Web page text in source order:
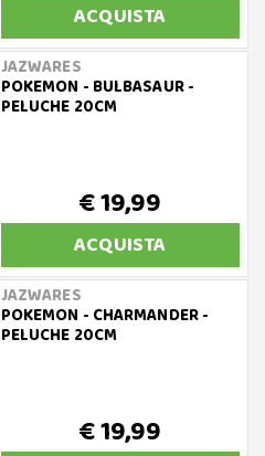
ACQUISTA
JAZWARES
POKEMON - BULBASAUR -
PELUCHE 20CM
€ 19,99
ACQUISTA
JAZWARES
POKEMON - CHARMANDER -
PELUCHE 20CM
€ 19,99